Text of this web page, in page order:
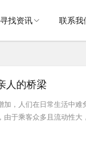
寻找资讯 联系我
人的桥梁
，人们在日常生活中难
于乘客众多且流动性大